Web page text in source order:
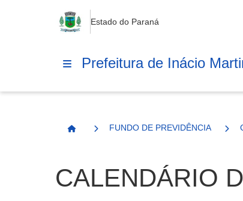
Estado do Paraná
Prefeitura de Inácio
Página Inicial
FUNDO DE PREVIDÊNCIA
CALENDÁRIO